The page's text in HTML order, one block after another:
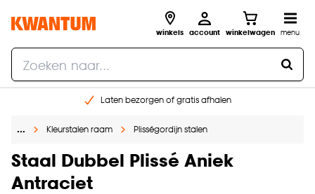
winkels account winkelwagen menu
Laten bezorgen of gratis afhalen
Gratis raam advies en opmeten aan huis
€ 5,- korting op je volgende bestelling
… Kleurstalen raam Plisségordijn stalen
Staal Dubbel Plissé Aniek
Antraciet